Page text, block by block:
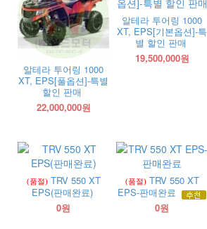
알테라 투어링 1000
XT, EPS[풀옵션]-특별
할인 판매
22,000,000원
알테라 투어링 1000
XT, EPS[기본옵션]-특
별 할인 판매
19,500,000원
(품절) TRV 550 XT
EPS(판매완료)
0원
(품절) TRV 550 XT
EPS-판매완료
0원